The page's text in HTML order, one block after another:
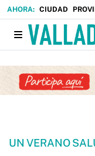
CIUDAD
UN VERANO